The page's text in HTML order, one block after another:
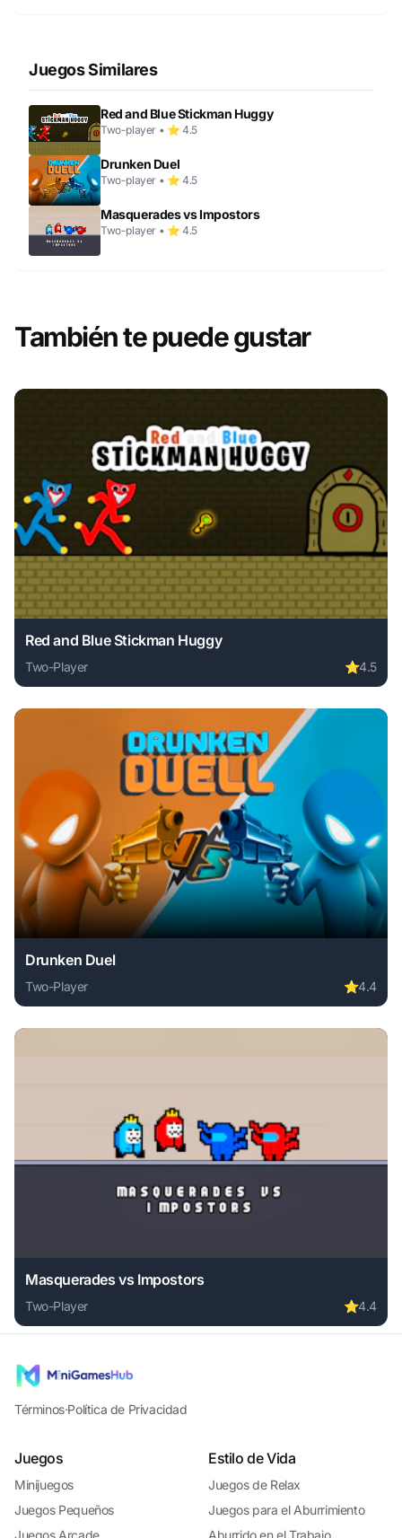
Juegos Similares
Red and Blue Stickman Huggy
Two-player • ⭐ 4.5
Drunken Duel
Two-player • ⭐ 4.5
Masquerades vs Impostors
Two-player • ⭐ 4.5
También te puede gustar
Red and Blue Stickman Huggy
Two-Player ⭐4.5
Play Red and Blue Stickman Huggy online free. two-
Drunken Duel
Two-Player ⭐4.4
Play Drunken Duel online free. two-player game, no
Masquerades vs Impostors
Two-Player ⭐4.4
Play Masquerades vs Impostors online free. two-player
Términos·Política de Privacidad
Juegos
Minijuegos
Juegos Pequeños
Estilo de Vida
Juegos de Relax
Juegos para el Aburrimiento